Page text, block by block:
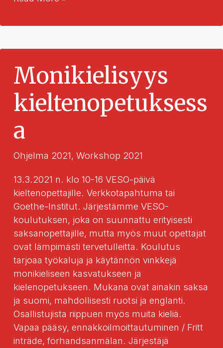
Monikielisyys
kieltenopetuksess
a
Ohjelma 2021,Workshop 2021
13.3.2021 n. klo 10-16 VESO-päivä
kieltenopettajille. Verkkotapahtuma tai
Goethe-Institut. Järjestämme VESO-
koulutuksen, joka on suunnattu erityisesti
saksanopettajille, mutta myös muut opettajat
ovat lämpimästi tervetulleitta. Koulutus
tarjoaa työkaluja ja käytännön vinkkejä
monikieliseen kasvatukseen ja
kielenopetukseen. Mukana ovat ainakin saksa
ja suomi, mahdollisesti ruotsi ja englanti.
Osallistujista riippuen myös muita kieliä.
Vapaa pääsy, ennakkoilmoittautuminen / Fritt
inträde, förhandsanmälan. Järjestäjä